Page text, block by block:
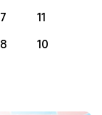
7
11
8 10